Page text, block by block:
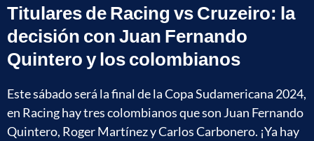
Titulares de Racing vs Cruzeiro: la
decisión con Juan Fernando
Quintero y los colombianos
Este sábado será la final de la Copa Sudamericana 2024,
en Racing hay tres colombianos que son Juan Fernando
Quintero, Roger Martínez y Carlos Carbonero. ¡Ya hay